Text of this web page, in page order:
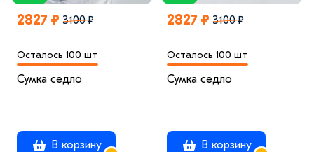
2827 ₽ 3100 ₽
Осталось 100 шт
Сумка седло
В корзину
2827 ₽ 3100 ₽
Осталось 100 шт
Сумка седло
В корзину